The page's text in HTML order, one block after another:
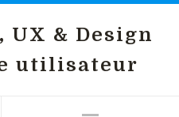
UX & Design
utilisateur